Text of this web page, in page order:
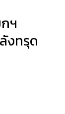
ฯ
งทรุด